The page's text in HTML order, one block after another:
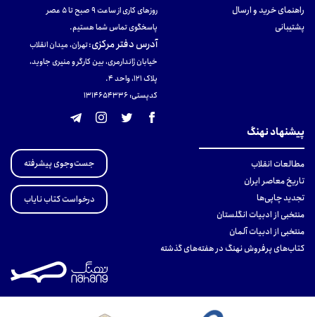
راهنمای خرید و ارسال
پشتیبانی
روزهای کاری از ساعت ۹ صبح تا ۵ عصر
پاسخگوی تماس شما هستیم.
آدرس دفتر مرکزی:تهران، میدان انقلاب
خیابان ژاندارمری، بین کارگر و منیری جاوید،
پلاک 121، واحد ۴.
کدپستی: 131465433۶
پیشنهاد نهنگ
مطالعات انقلاب
تاریخ معاصر ایران
تجدید چاپی‌ها
منتخبی از ادبیات انگلستان
منتخبی از ادبیات آلمان
کتاب‌های پرفروش نهنگ در هفته‌های گذشته
جست‌وجوی پیشرفته
درخواست کتاب نایاب